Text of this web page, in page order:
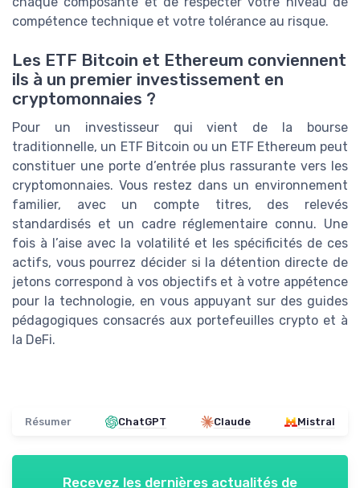
compétence technique et votre tolérance au risque.
Les ETF Bitcoin et Ethereum conviennent
ils à un premier investissement en
cryptomonnaies ?
Pour un investisseur qui vient de la bourse
traditionnelle, un ETF Bitcoin ou un ETF Ethereum peut
constituer une porte d’entrée plus rassurante vers les
cryptomonnaies. Vous restez dans un environnement
familier, avec un compte titres, des relevés
standardisés et un cadre réglementaire connu. Une
fois à l’aise avec la volatilité et les spécificités de ces
actifs, vous pourrez décider si la détention directe de
jetons correspond à vos objectifs et à votre appétence
pour la technologie, en vous appuyant sur des guides
pédagogiques consacrés aux portefeuilles crypto et à
la DeFi.
Résumer ChatGPT Claude Mistral
Recevez les dernières actualités de